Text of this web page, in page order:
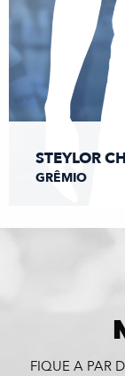
STEYLOR
GRÊMIO
FIQUE A PAR